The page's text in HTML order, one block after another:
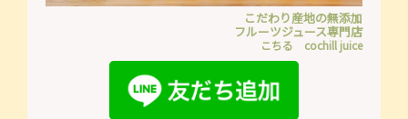
こだわり産地の無添加
フルーツジュース専門店
こちる cochill juice